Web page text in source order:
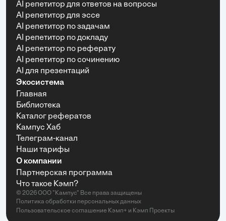
AI репетитор для ответов на вопросы
AI репетитор для эссе
AI репетитор по задачам
AI репетитор по докладу
AI репетитор по реферату
AI репетитор по сочинению
AI для презентаций
Экосистема
Главная
Библиотека
Каталог рефератов
Кампус Хаб
Телеграм-канал
Наши тарифы
О компании
Партнерская программа
Что такое Кэмп?
© 2026 ООО "Кампус" Все права защищены
Политика обработки персональных данных
Пользовательское соглашение Кэмп+ и Кэмп Проекты